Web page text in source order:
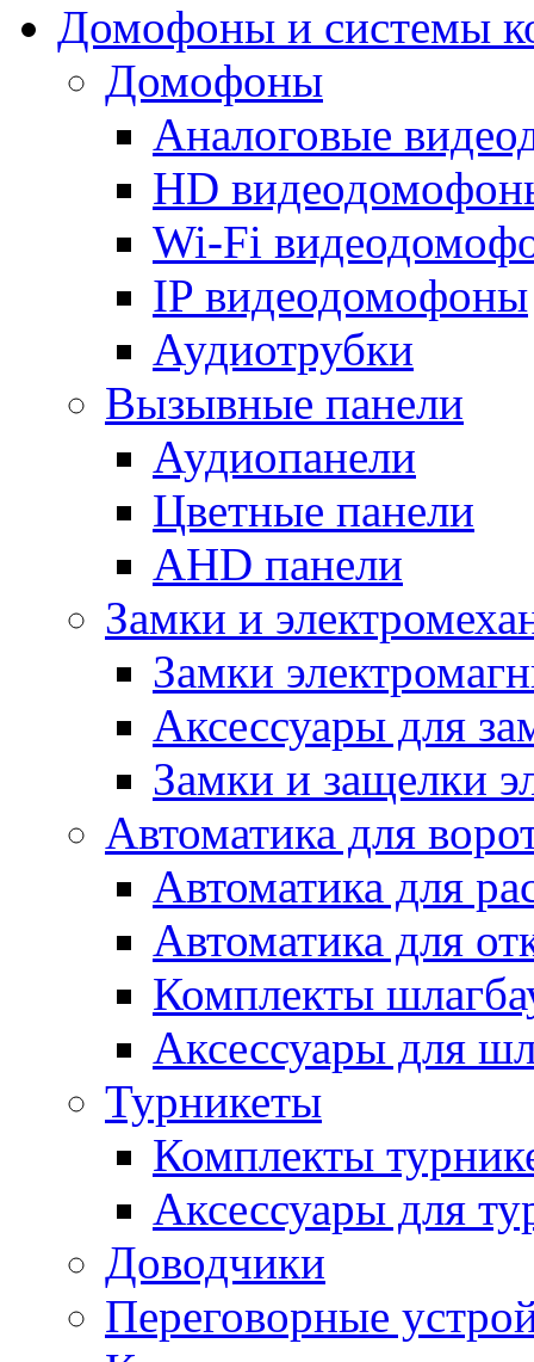
Домофоны и системы
Домофоны
Аналоговые
HD
Wi-Fi
IP видеодомофоны
Аудиотрубки
Вызывные панели
Аудиопанели
Цветные панели
AHD панели
Замки и
Замки
Аксессуары для
Замки и защелки
Автоматика для
Автоматика для
Автоматика для
Комплекты
Аксессуары для
Турникеты
Комплекты
Аксессуары для
Доводчики
Переговорные